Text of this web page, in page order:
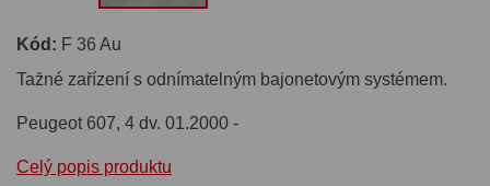
Kód: F 36 Au
Tažné zařízení s odnímatelným bajonetovým systémem.
Peugeot 607, 4 dv. 01.2000 -
Celý popis produktu